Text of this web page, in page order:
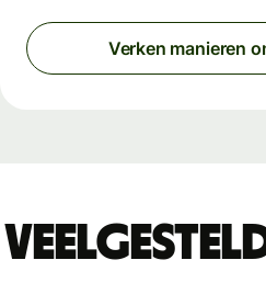
Verken manieren